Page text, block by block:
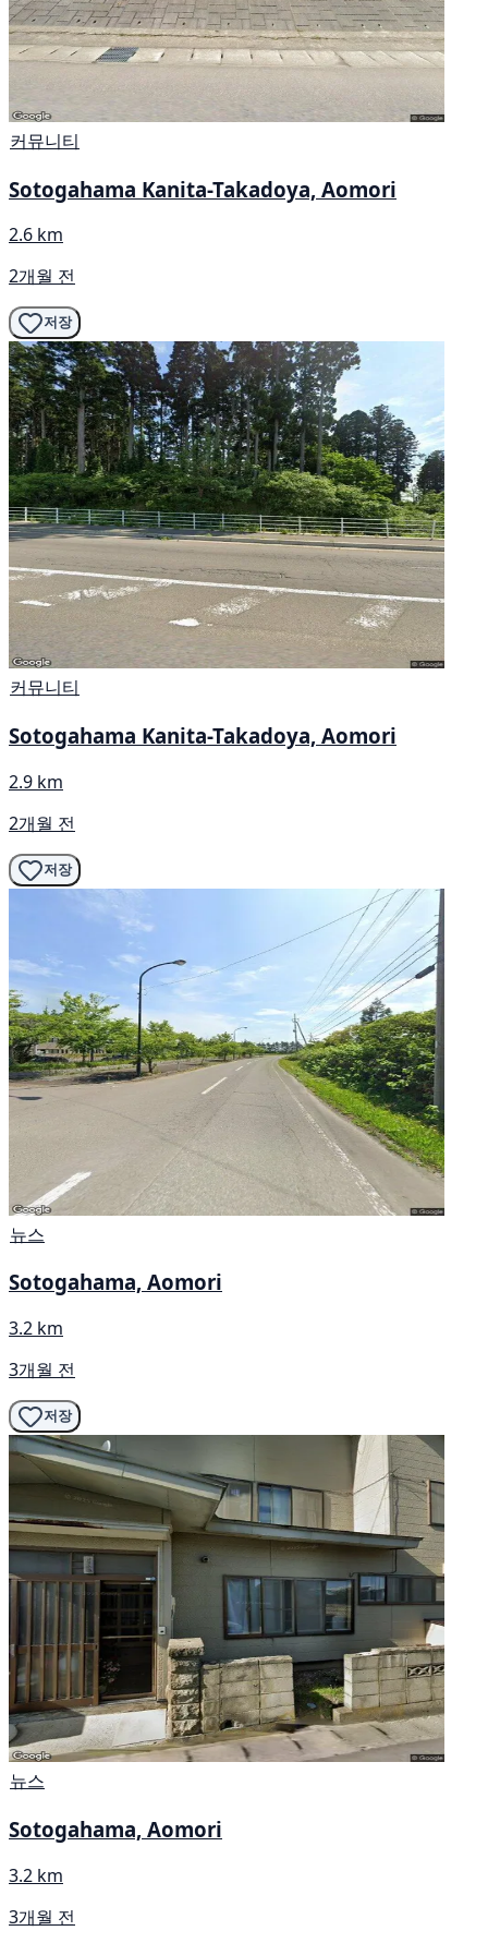
커뮤니티
Sotogahama Kanita-Takadoya, Aomori
2.6 km
2개월 전
저장
커뮤니티
Sotogahama Kanita-Takadoya, Aomori
2.9 km
2개월 전
저장
뉴스
Sotogahama, Aomori
3.2 km
3개월 전
저장
뉴스
Sotogahama, Aomori
3.2 km
3개월 전